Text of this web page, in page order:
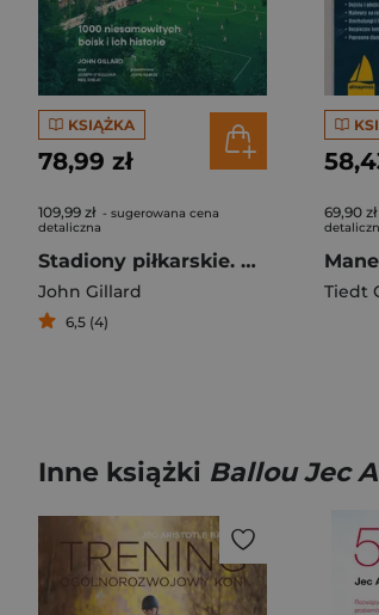
KSIĄŻKA
78,99 zł
109,99 zł - sugerowana cena
detaliczna
Stadiony piłkarskie. Wielki atlas. 1000 niesamowitych boisk i ich historie
John Gillard
6,5 (4)
69,90 zł
Tiedt
Inne książki Ballou Jec